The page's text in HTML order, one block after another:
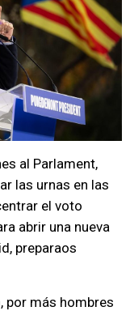
al Parlament,
las urnas en las
el voto
abrir una nueva
preparaos
por más hombres